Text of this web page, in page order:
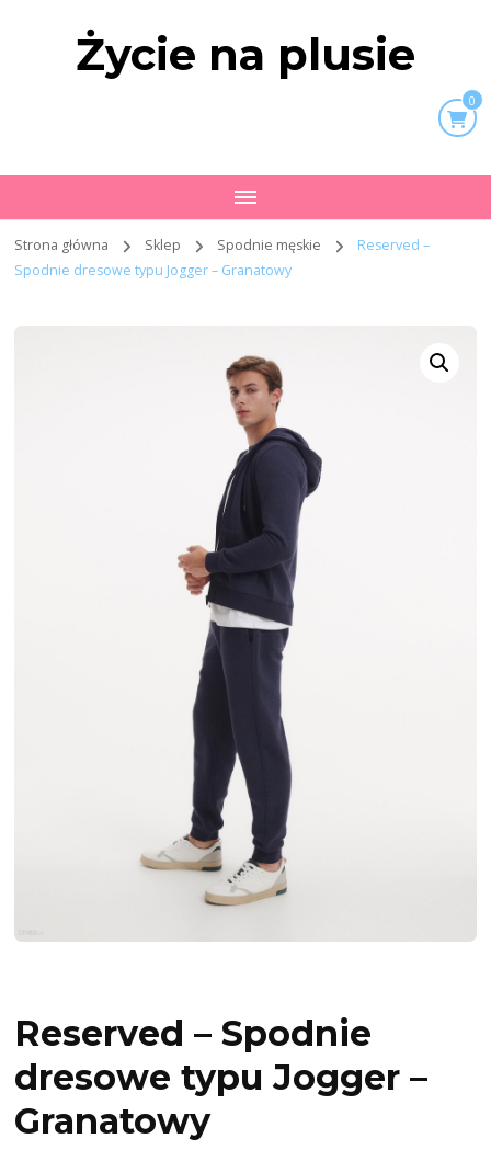
Życie na plusie
0
Strona główna Sklep Spodnie męskie
Reserved –
Spodnie dresowe typu Jogger – Granatowy
Reserved – Spodnie
dresowe typu Jogger –
Granatowy